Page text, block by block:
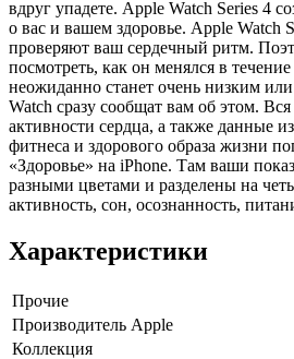
вдруг упадете. Apple Watch Series 4
о вас и вашем здоровье. Apple Watch
проверяют ваш сердечный ритм.
посмотреть, как он менялся в
неожиданно станет очень низким
Watch сразу сообщат вам об этом.
активности сердца, а также данные
фитнеса и здорового образа жизни
«Здоровье» на iPhone. Там ваши
разными цветами и разделены на
активность, сон, осознанность,
Характеристики
Прочие
Производитель Apple
Коллекция